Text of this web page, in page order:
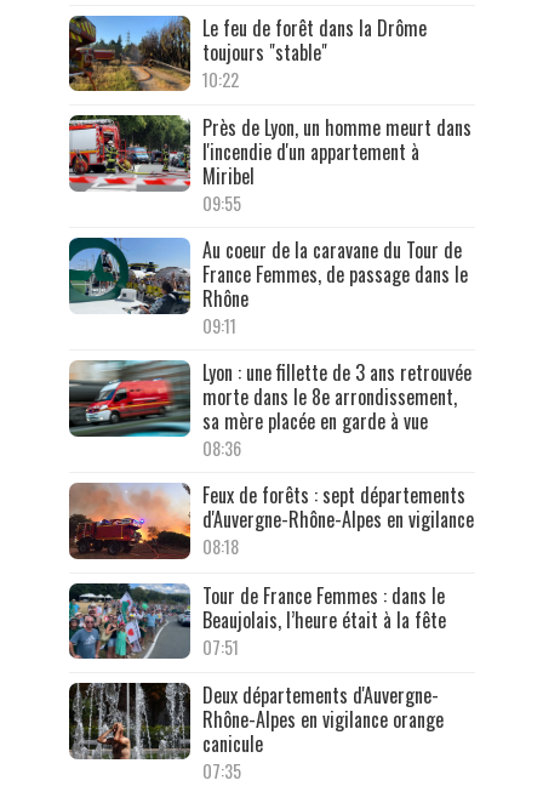
Le feu de forêt dans la Drôme
toujours "stable"
10:22
Près de Lyon, un homme meurt dans
l'incendie d'un appartement à
Miribel
09:55
Au coeur de la caravane du Tour de
France Femmes, de passage dans le
Rhône
09:11
Lyon : une fillette de 3 ans retrouvée
morte dans le 8e arrondissement,
sa mère placée en garde à vue
08:36
Feux de forêts : sept départements
d'Auvergne-Rhône-Alpes en vigilance
08:18
Tour de France Femmes : dans le
Beaujolais, l’heure était à la fête
07:51
Deux départements d'Auvergne-
Rhône-Alpes en vigilance orange
canicule
07:35